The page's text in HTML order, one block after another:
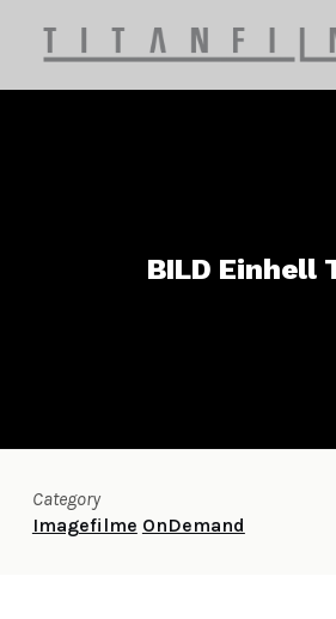
BILD Einhell
Category
Imagefilme OnDemand